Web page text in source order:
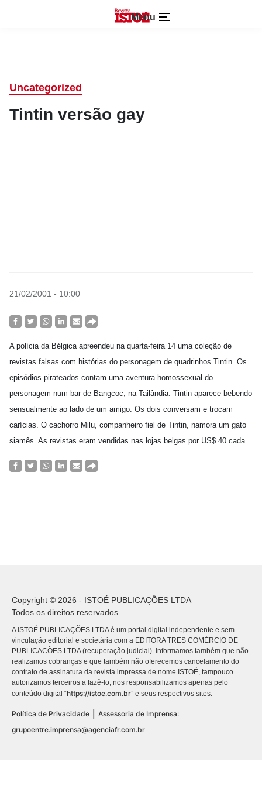
Menu
Uncategorized
Tintin versão gay
21/02/2001 - 10:00
A polícia da Bélgica apreendeu na quarta-feira 14 uma coleção de
revistas falsas com histórias do personagem de quadrinhos Tintin. Os
episódios pirateados contam uma aventura homossexual do
personagem num bar de Bangcoc, na Tailândia. Tintin aparece bebendo
sensualmente ao lado de um amigo. Os dois conversam e trocam
carícias. O cachorro Milu, companheiro fiel de Tintin, namora um gato
siamês. As revistas eram vendidas nas lojas belgas por US$ 40 cada.
Copyright © 2026 - ISTOÉ PUBLICAÇÕES LTDA
Todos os direitos reservados.
A ISTOÉ PUBLICAÇÕES LTDA é um portal digital independente e sem
vinculação editorial e societária com a EDITORA TRES COMÉRCIO DE
PUBLICACÕES LTDA (recuperação judicial). Informamos também que não
realizamos cobranças e que também não oferecemos cancelamento do
contrato de assinatura da revista impressa de nome ISTOÉ, tampouco
autorizamos terceiros a fazê-lo, nos responsabilizamos apenas pelo
conteúdo digital “https://istoe.com.br” e seus respectivos sites.
Política de Privacidade
Assessoria de Imprensa:
grupoentre.imprensa@agenciafr.com.br